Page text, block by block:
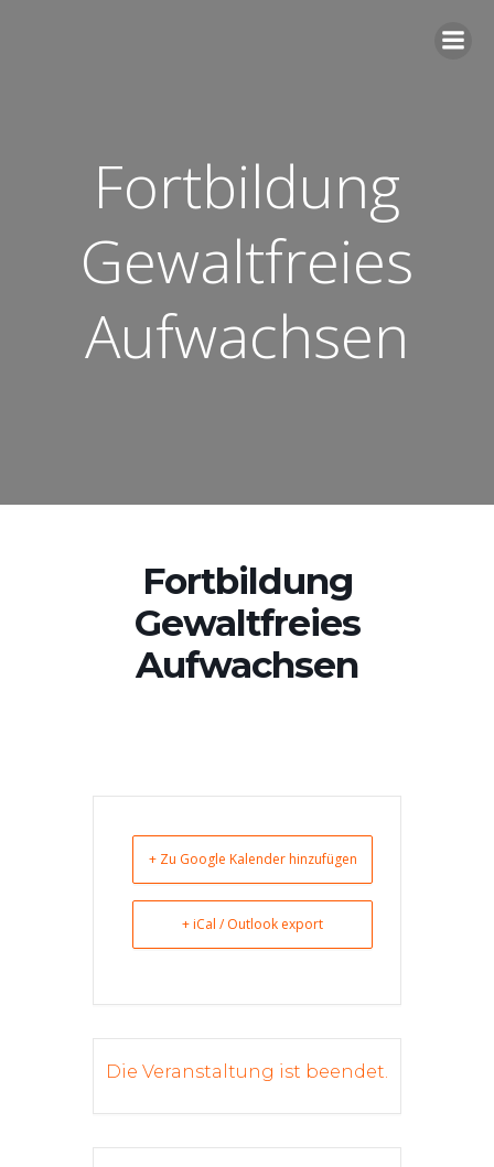
Fortbildung
Gewaltfreies
Aufwachsen
Fortbildung
Gewaltfreies
Aufwachsen
+ Zu Google Kalender hinzufügen
+ iCal / Outlook export
Die Veranstaltung ist beendet.